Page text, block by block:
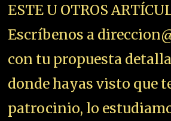
ESTE U OTROS
Escríbenos a
con tu propuesta
donde hayas visto que
patrocinio, lo